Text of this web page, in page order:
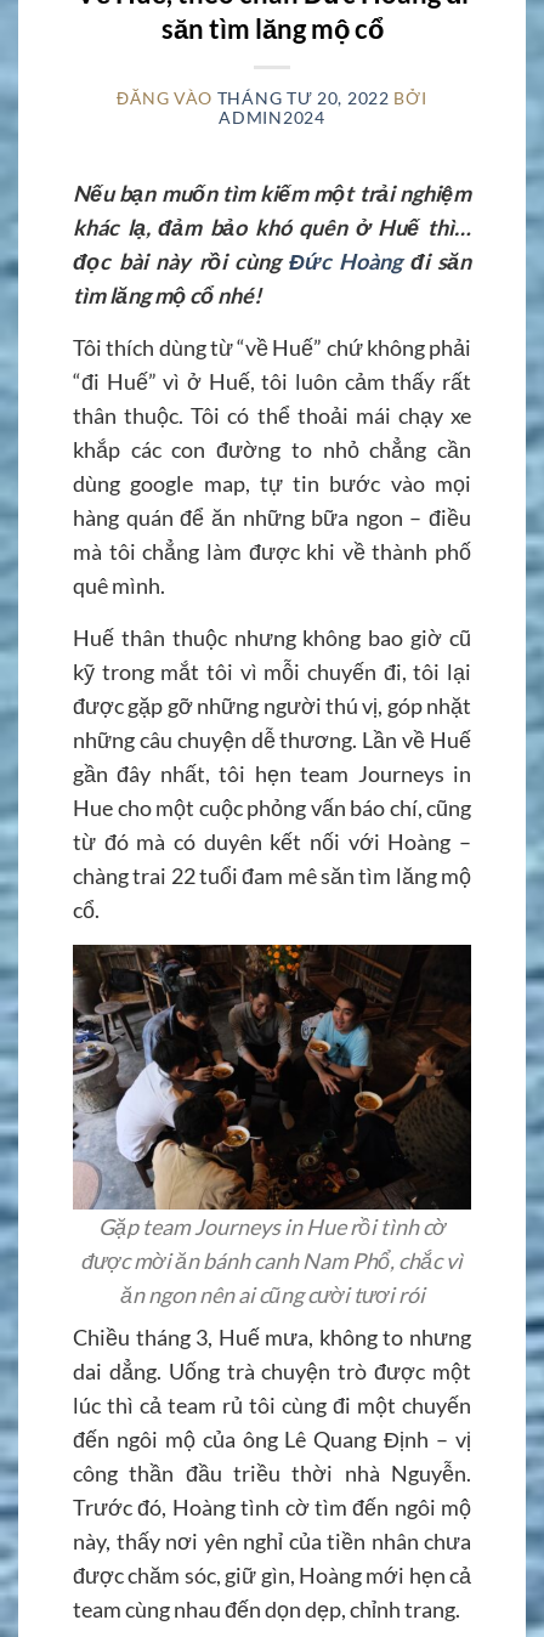
săn tìm lăng mộ cổ
ĐĂNG VÀO THÁNG TƯ 20, 2022 BỞI
ADMIN2024
Nếu bạn muốn tìm kiếm một trải nghiệm
khác lạ, đảm bảo khó quên ở Huế thì…
đọc bài này rồi cùngĐức Hoàngđi săn
tìm lăng mộ cổ nhé!
Tôi thích dùng từ “về Huế” chứ không phải
“đi Huế” vì ở Huế, tôi luôn cảm thấy rất
thân thuộc. Tôi có thể thoải mái chạy xe
khắp các con đường to nhỏ chẳng cần
dùng google map, tự tin bước vào mọi
hàng quán để ăn những bữa ngon – điều
mà tôi chẳng làm được khi về thành phố
quê mình.
Huế thân thuộc nhưng không bao giờ cũ
kỹ trong mắt tôi vì mỗi chuyến đi, tôi lại
được gặp gỡ những người thú vị, góp nhặt
những câu chuyện dễ thương. Lần về Huế
gần đây nhất, tôi hẹn team Journeys in
Hue cho một cuộc phỏng vấn báo chí, cũng
từ đó mà có duyên kết nối với Hoàng –
chàng trai 22 tuổi đam mê săn tìm lăng mộ
cổ.
Gặp team Journeys in Hue rồi tình cờ
được mời ăn bánh canh Nam Phổ, chắc vì
ăn ngon nên ai cũng cười tươi rói
Chiều tháng 3, Huế mưa, không to nhưng
dai dẳng. Uống trà chuyện trò được một
lúc thì cả team rủ tôi cùng đi một chuyến
đến ngôi mộ của ông Lê Quang Định – vị
công thần đầu triều thời nhà Nguyễn.
Trước đó, Hoàng tình cờ tìm đến ngôi mộ
này, thấy nơi yên nghỉ của tiền nhân chưa
được chăm sóc, giữ gìn, Hoàng mới hẹn cả
team cùng nhau đến dọn dẹp, chỉnh trang.